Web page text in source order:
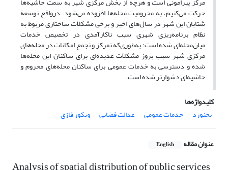
حرکت می‌کنیم، به محرومیت محله‌ها افزوده می‌شود. درواقع توسعة
شتابان این شهر در سال‌های اخیر و برخی مشکلات ساختاری مربوط به
نظام برنامه‌ریزی شهری سبب ناکارآمدی در تخصیص خدمات
میان‌محله‌ای شده است؛ به‌طوری‌که تمرکز و تجمع امکانات در محله‌های
مرکزی شهر سبب بروز مشکلات عدیده‌ای برای ساکنان این محله‌ها
شده و دسترسی به خدمات عمومی برای ساکنان محله‌های محروم و
حاشیه‌ای دشوارتر شده است.
کلیدواژه‌ها
بجنورد
خدمات عمومی عدالت فضایی ویکور فازی
عنوان مقاله English